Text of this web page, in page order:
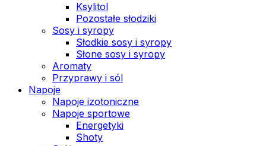
Ksylitol
Pozostałe słodziki
Sosy i syropy
Słodkie sosy i syropy
Słone sosy i syropy
Aromaty
Przyprawy i sól
Napoje
Napoje izotoniczne
Napoje sportowe
Energetyki
Shoty